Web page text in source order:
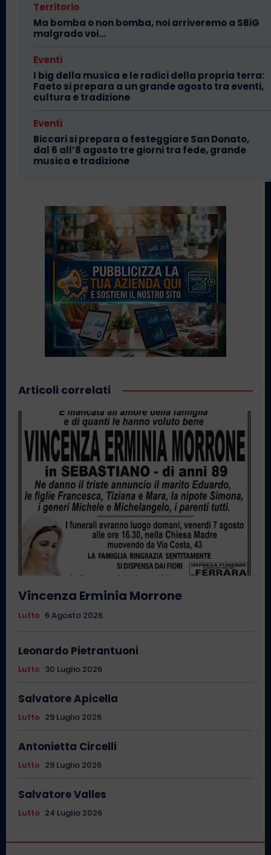
Territorio
Ma bomba o non bomba, noi arriveremo a SBiG
malgrado voi…
Eventi
I big della musica e le radici della propria terra:
Faeto si prepara a un grande agosto tra eventi,
cultura e tradizione
Eventi
Biccari si prepara a festeggiare San Donato,
dal 6 all’8 agosto tre giorni tra fede, grande
musica e tradizione
Articoli correlati
Vincenza Erminia Morrone
Lutto 6 Agosto 2026
Leonardo Pietrantuoni
Lutto 30 Luglio 2026
Salvatore Apicella
Lutto 29 Luglio 2026
Antonietta Circelli
Lutto 29 Luglio 2026
Salvatore Valles
Lutto 24 Luglio 2026